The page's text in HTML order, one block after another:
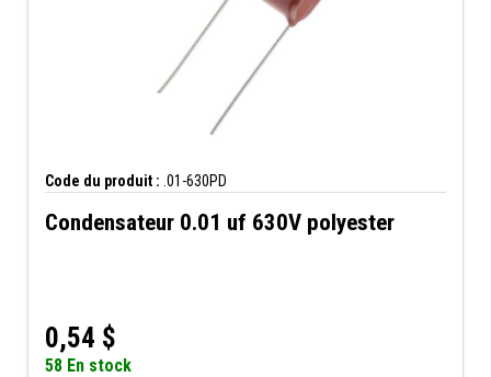
Code du produit : .01-630PD
Condensateur 0.01 uf 630V polyester
0,54 $
58 En stock